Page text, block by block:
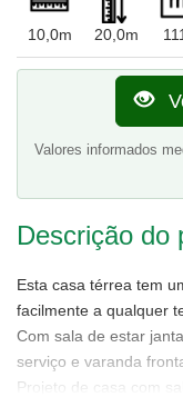
10,0m 20,0m
Valores informados
Descrição do
Esta casa térrea tem
facilmente a qualquer
Com sala de estar
serviço e varanda
Projeto de casa com